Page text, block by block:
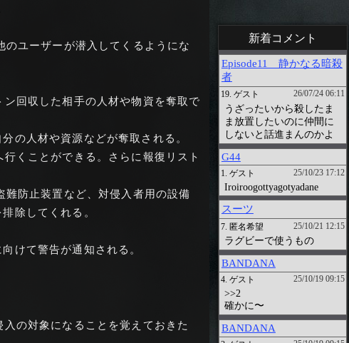
新着コメント
ユーザーが潜入してくるようにな
回収した相手の人材や物資を奪取で
の人材や資源などが奪取される。
くことができる。さらに報復リスト
防止装置など、対侵入者用の設備
除してくれる。
けて警告が通知される。
の対象になることを覚えておきた